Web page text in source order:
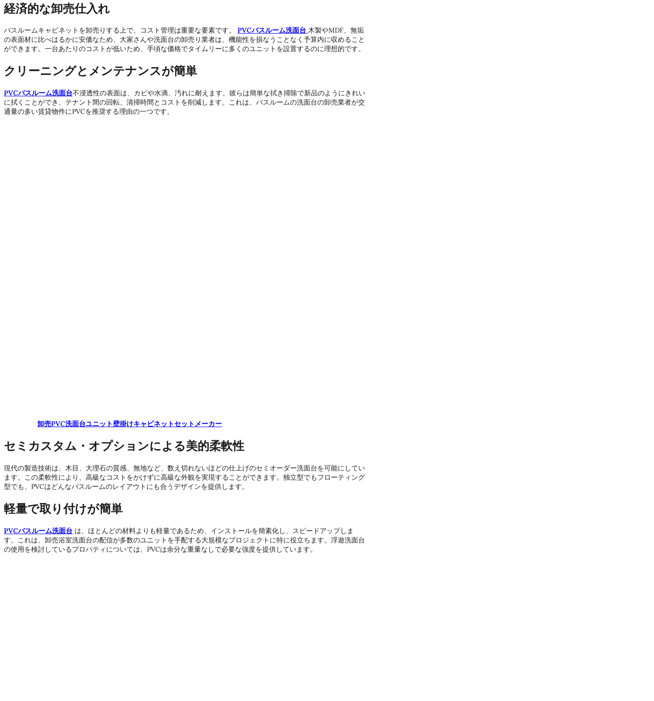
経済的な卸売仕入れ
バスルームキャビネットを卸売りする上で、コスト管理は重要な要素です。 PVCバスルーム洗面台 木製やMDF、無垢
の表面材に比べはるかに安価なため、大家さんや洗面台の卸売り業者は、機能性を損なうことなく予算内に収めること
ができます。一台あたりのコストが低いため、手頃な価格でタイムリーに多くのユニットを設置するのに理想的です。
クリーニングとメンテナンスが簡単
PVCバスルーム洗面台不浸透性の表面は、カビや水滴、汚れに耐えます。彼らは簡単な拭き掃除で新品のようにきれい
に拭くことができ、テナント間の回転、清掃時間とコストを削減します。これは、バスルームの洗面台の卸売業者が交
通量の多い賃貸物件にPVCを推奨する理由の一つです。
卸売PVC洗面台ユニット壁掛けキャビネットセットメーカー
セミカスタム・オプションによる美的柔軟性
現代の製造技術は、木目、大理石の質感、無地など、数え切れないほどの仕上げのセミオーダー洗面台を可能にしてい
ます。この柔軟性により、高級なコストをかけずに高級な外観を実現することができます。独立型でもフローティング
型でも、PVCはどんなバスルームのレイアウトにも合うデザインを提供します。
軽量で取り付けが簡単
PVCバスルーム洗面台 は、ほとんどの材料よりも軽量であるため、インストールを簡素化し、スピードアップしま
す。これは、卸売浴室洗面台の配信が多数のユニットを手配する大規模なプロジェクトに特に役立ちます。浮遊洗面台
の使用を検討しているプロパティについては、PVCは余分な重量なしで必要な強度を提供しています。